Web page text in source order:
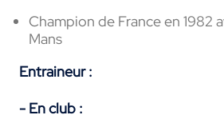
Champion de France en 1982
Mans
Entraineur :
- En club :